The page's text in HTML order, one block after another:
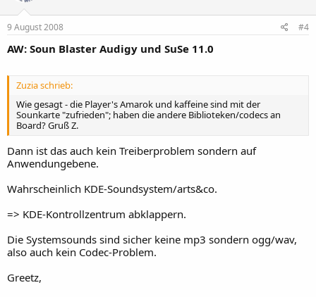
9 August 2008 #4
AW: Soun Blaster Audigy und SuSe 11.0
Zuzia schrieb:
Wie gesagt - die Player's Amarok und kaffeine sind mit der
Sounkarte "zufrieden"; haben die andere Biblioteken/codecs an
Board? Gruß Z.
Dann ist das auch kein Treiberproblem sondern auf
Anwendungebene.
Wahrscheinlich KDE-Soundsystem/arts&co.
=> KDE-Kontrollzentrum abklappern.
Die Systemsounds sind sicher keine mp3 sondern ogg/wav,
also auch kein Codec-Problem.
Greetz,